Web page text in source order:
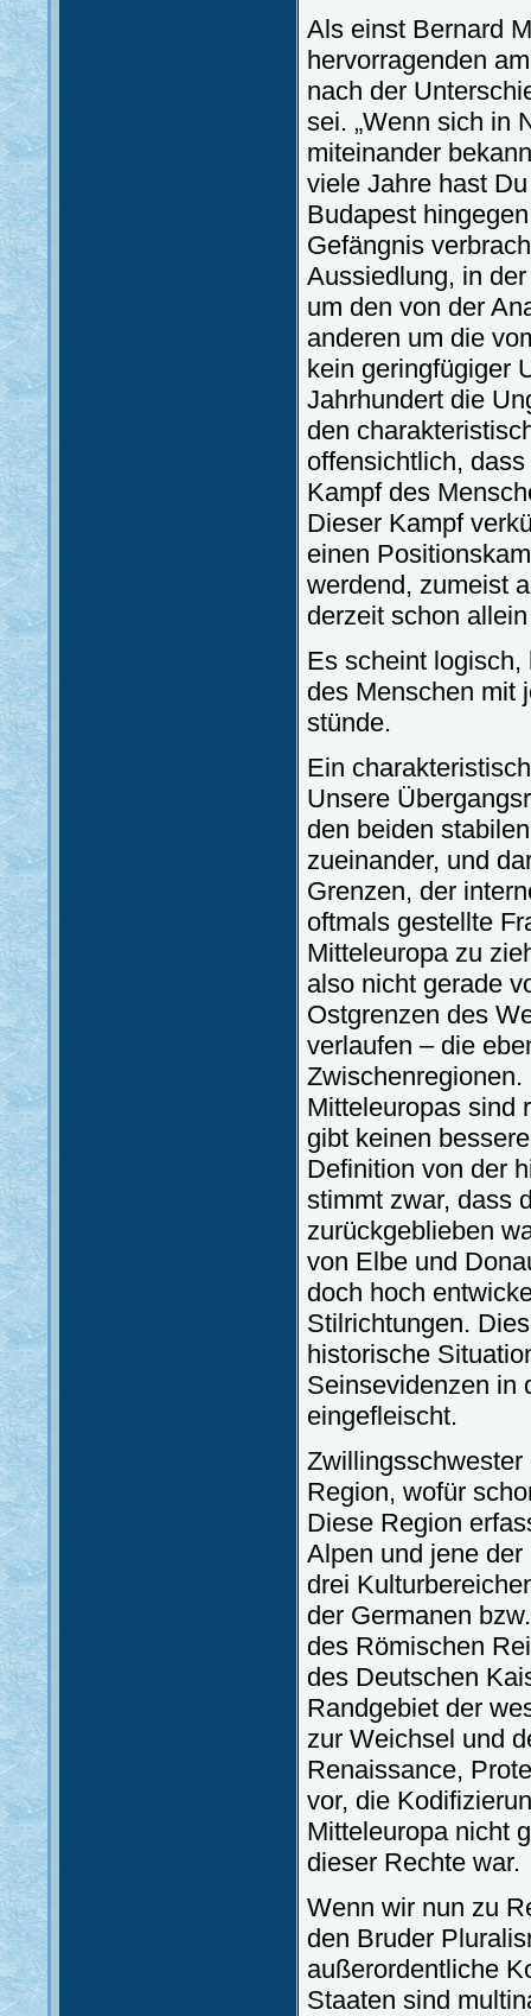
Als einst Bernard
hervorragenden
nach der
sei. „Wenn sich in
miteinander
viele Jahre hast
Budapest
Gefängnis
Aussiedlung, in
um den von der
anderen um die
kein geringfügiger
Jahrhundert die
den
offensichtlich,
Kampf des
Dieser Kampf
einen
werdend, zumeist
derzeit schon
Es scheint
des Menschen mit
stünde.
Ein
Unsere
den beiden
zueinander, und
Grenzen, der
oftmals gestellte
Mitteleuropa zu
also nicht gerade
Ostgrenzen des
verlaufen – die
Mitteleuropas sind
gibt keinen
Definition von der
stimmt zwar, dass
zurückgeblieben
von Elbe und
doch hoch
Stilrichtungen.
historische
Seinsevidenzen in
eingefleischt.
Region, wofür
Diese Region
Alpen und jene
drei
der Germanen
des Römischen
des Deutschen
Randgebiet der
zur Weichsel und
Renaissance,
vor, die
Mitteleuropa nicht
dieser Rechte war.
Wenn wir nun zu
den Bruder
außerordentliche
Staaten sind